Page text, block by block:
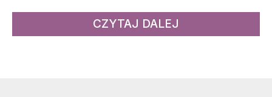
CZYTAJ DALEJ